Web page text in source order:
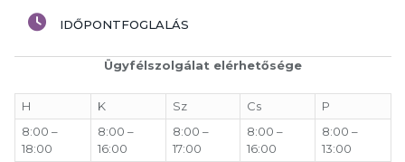
IDŐPONTFOGLALÁS
Ügyfélszolgálat elérhetősége
H K Sz Cs
P
8:00 –
18:00
8:00 –
16:00
8:00 –
17:00
8:00 –
16:00
8:00 –
13:00